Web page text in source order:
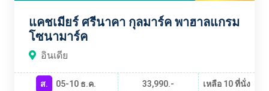
แคชเมียร์ ศรีนาคา กุลมาร์ค พาฮาลแกรม
โซนามาร์ค
อินเดีย
ส. 05-10 ธ.ค. 33,990.- เหลือ 10 ที่นั่ง